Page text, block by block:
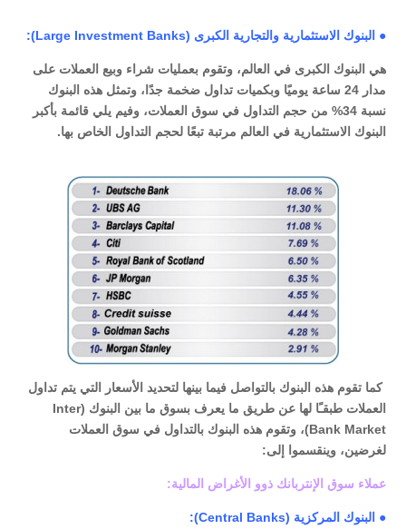
● البنوك الاستثمارية والتجارية الكبرى (Large Investment Banks):
هي البنوك الكبرى في العالم، وتقوم بعمليات شراء وبيع العملات على
مدار 24 ساعة يوميًا وبكميات تداول ضخمة جدًا، وتمثل هذه البنوك
نسبة 34% من حجم التداول في سوق العملات، وفيم يلي قائمة بأكبر
البنوك الاستثمارية في العالم مرتبة تبعًا لحجم التداول الخاص بها.
كما تقوم هذه البنوك بالتواصل فيما بينها لتحديد الأسعار التي يتم تداول
العملات طبقـًا لها عن طريق ما يعرف بسوق ما بين البنوك (Inter
Bank Market)، وتقوم هذه البنوك بالتداول في سوق العملات
لغرضين، وينقسموا إلى:
عملاء سوق الإنتربانك ذوو الأغراض المالية:
● البنوك المركزية (Central Banks):